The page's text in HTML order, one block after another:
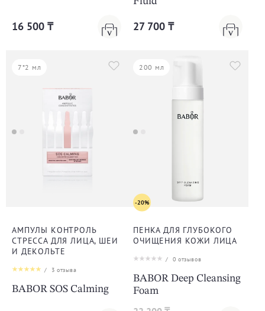
16 500 ₸ 27 700 ₸
7*2 мл
АМПУЛЫ КОНТРОЛЬ
СТРЕССА ДЛЯ ЛИЦА, ШЕИ
И ДЕКОЛЬТЕ
/ 3 отзыва
BABOR SOS Calming
200 мл
-20%
ПЕНКА ДЛЯ ГЛУБОКОГО
ОЧИЩЕНИЯ КОЖИ ЛИЦА
/ 0 отзывов
BABOR Deep Cleansing
Foam